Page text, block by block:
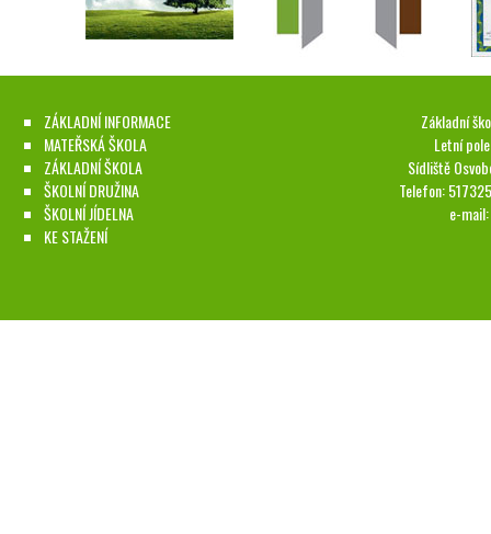
ZÁKLADNÍ INFORMACE
MATEŘSKÁ ŠKOLA
ZÁKLADNÍ ŠKOLA
ŠKOLNÍ DRUŽINA
ŠKOLNÍ JÍDELNA
KE STAŽENÍ
Základní
Letní
Sídliště
Telefon:
e-mail: